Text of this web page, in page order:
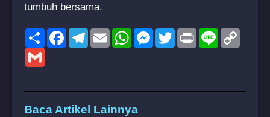
tumbuh bersama.
ShareFacebookTelegram
EmailWhatsAppMessenger
TwitterPrint Line
Baca Artikel Lainnya